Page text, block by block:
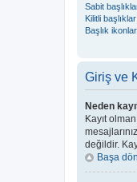
Sabit
Kilitli
Başlık
Giriş ve
Neden
Kayıt
değildir.
Başa dön